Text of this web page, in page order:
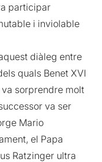
participar
i inviolable
diàleg entre
quals Benet XVI
sorprendre molt
va ser
Mario
el Papa
Ratzinger ultra